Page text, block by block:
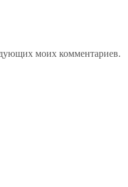
моих комментариев.